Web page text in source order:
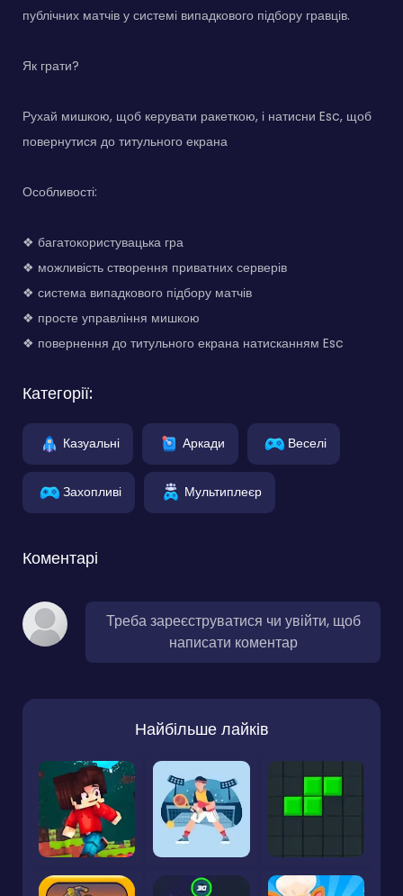
публічних матчів у системі випадкового підбору гравців.
Як грати?
Рухай мишкою, щоб керувати ракеткою, і натисни Esc, щоб
повернутися до титульного екрана
Особливості:
❖ багатокористувацька гра
❖ можливість створення приватних серверів
❖ система випадкового підбору матчів
❖ просте управління мишкою
❖ повернення до титульного екрана натисканням Esc
Категорії:
Казуальні Аркади Веселі
Захопливі Мультиплеєр
Коментарі
Треба зареєструватися чи увійти, щоб
написати коментар
Найбільше лайків